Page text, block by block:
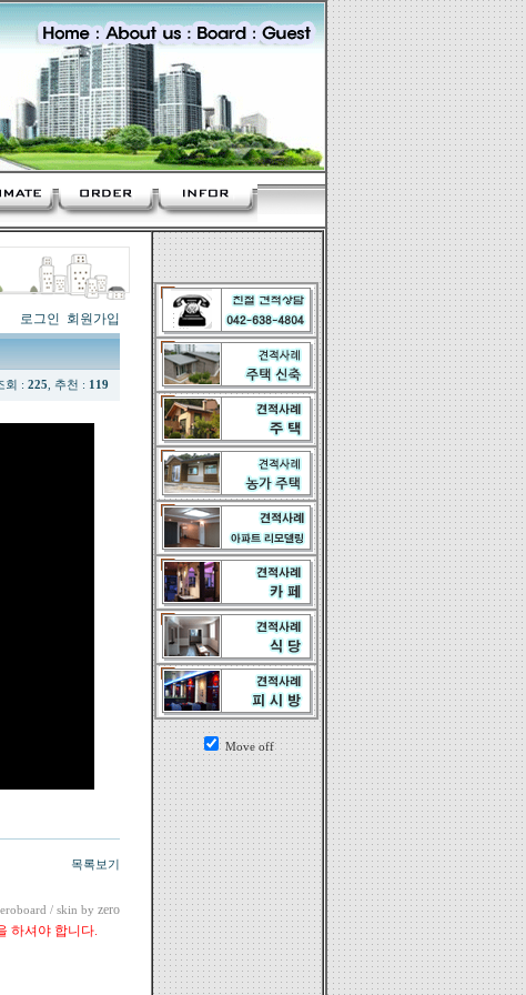
로그인 회원가입
회 : 225 , 추천 : 119
목록보기
/ skin by zero
하셔야 합니다.
Move off